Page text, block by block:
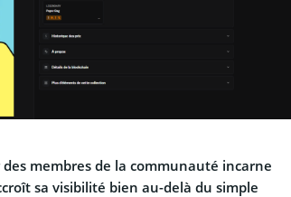
membres de la communauté incarne
sa visibilité bien au-delà du simple